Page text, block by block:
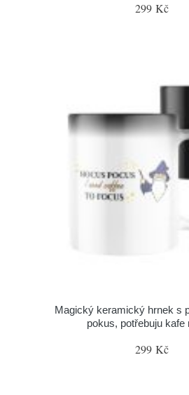
299 Kč
Magický keramický hrnek s
pokus, potřebuju kafe
299 Kč